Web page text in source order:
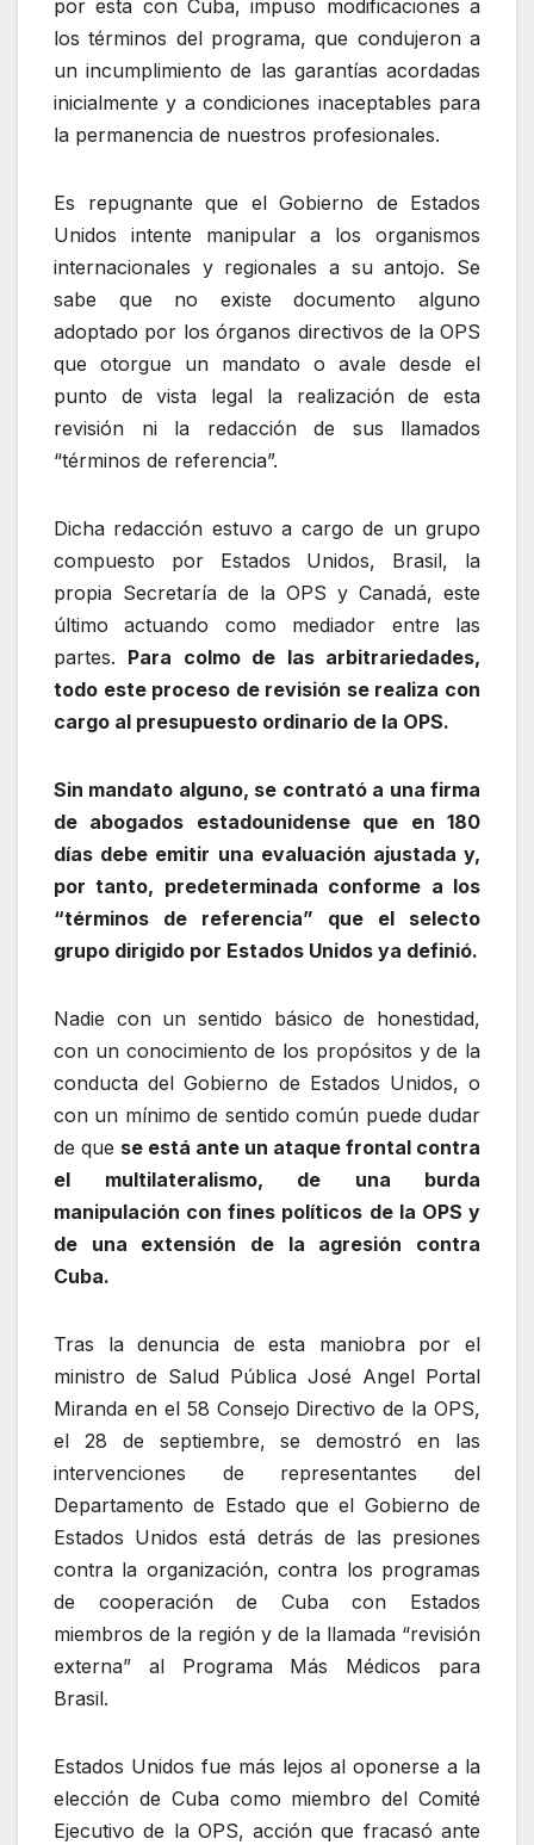
por esta con Cuba, impuso modificaciones a
los términos del programa, que condujeron a
un incumplimiento de las garantías acordadas
inicialmente y a condiciones inaceptables para
la permanencia de nuestros profesionales.
Es repugnante que el Gobierno de Estados
Unidos intente manipular a los organismos
internacionales y regionales a su antojo. Se
sabe que no existe documento alguno
adoptado por los órganos directivos de la OPS
que otorgue un mandato o avale desde el
punto de vista legal la realización de esta
revisión ni la redacción de sus llamados
“términos de referencia”.
Dicha redacción estuvo a cargo de un grupo
compuesto por Estados Unidos, Brasil, la
propia Secretaría de la OPS y Canadá, este
último actuando como mediador entre las
partes. Para colmo de las arbitrariedades,
todo este proceso de revisión se realiza con
cargo al presupuesto ordinario de la OPS.
Sin mandato alguno, se contrató a una firma
de abogados estadounidense que en 180
días debe emitir una evaluación ajustada y,
por tanto, predeterminada conforme a los
“términos de referencia” que el selecto
grupo dirigido por Estados Unidos ya definió.
Nadie con un sentido básico de honestidad,
con un conocimiento de los propósitos y de la
conducta del Gobierno de Estados Unidos, o
con un mínimo de sentido común puede dudar
de que se está ante un ataque frontal contra
el multilateralismo, de una burda
manipulación con fines políticos de la OPS y
de una extensión de la agresión contra
Cuba.
Tras la denuncia de esta maniobra por el
ministro de Salud Pública José Angel Portal
Miranda en el 58 Consejo Directivo de la OPS,
el 28 de septiembre, se demostró en las
intervenciones de representantes del
Departamento de Estado que el Gobierno de
Estados Unidos está detrás de las presiones
contra la organización, contra los programas
de cooperación de Cuba con Estados
miembros de la región y de la llamada “revisión
externa” al Programa Más Médicos para
Brasil.
Estados Unidos fue más lejos al oponerse a la
elección de Cuba como miembro del Comité
Ejecutivo de la OPS, acción que fracasó ante